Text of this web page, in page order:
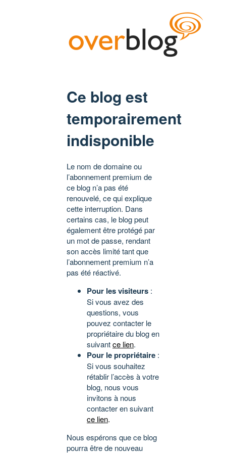
Ce blog est
temporairement
indisponible
Le nom de domaine ou
l’abonnement premium de
ce blog n’a pas été
renouvelé, ce qui explique
cette interruption. Dans
certains cas, le blog peut
également être protégé par
un mot de passe, rendant
son accès limité tant que
l’abonnement premium n’a
pas été réactivé.
Pour les visiteurs :
Si vous avez des
questions, vous
pouvez contacter le
propriétaire du blog en
suivantce lien.
Pour le propriétaire :
Si vous souhaitez
rétablir l’accès à votre
blog, nous vous
invitons à nous
contacter en suivant
ce lien.
Nous espérons que ce blog
pourra être de nouveau